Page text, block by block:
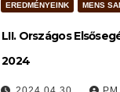
EREDMÉNYEINK MENS
LII. Országos
2024